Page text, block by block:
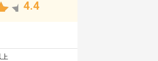
4.4
上